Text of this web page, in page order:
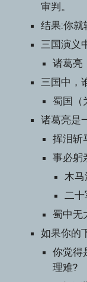
审判。
结果:你就
三国演义
诸葛亮
三国中，
蜀国（
诸葛亮是
挥泪斩
事必躬
木
二十
蜀中无
如果你的
你觉得
理难?